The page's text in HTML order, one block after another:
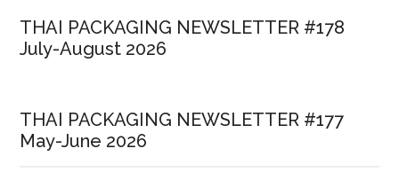
THAI PACKAGING NEWSLETTER #178
July-August 2026
THAI PACKAGING NEWSLETTER #177
May-June 2026